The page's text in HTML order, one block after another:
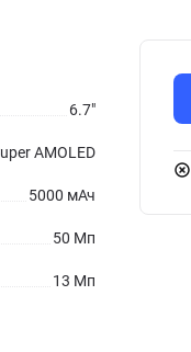
6.7"
AMOLED
5000 мАч
50 Мп
13 Мп